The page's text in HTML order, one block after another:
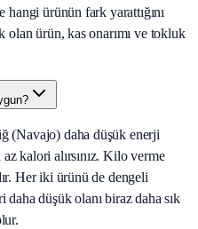
ürünün fark yarattığını
olan ürün, kas onarımı ve tokluk
(Navajo) daha düşük enerji
kalori alırsınız. Kilo verme
Her iki ürünü de dengeli
düşük olanı biraz daha sık